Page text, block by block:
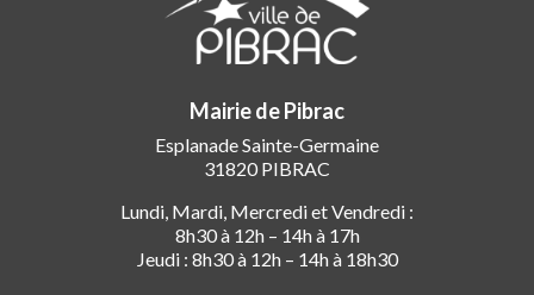
Mairie de Pibrac
Esplanade Sainte-Germaine
31820 PIBRAC
Lundi, Mardi, Mercredi et Vendredi :
8h30 à 12h – 14h à 17h
Jeudi : 8h30 à 12h – 14h à 18h30